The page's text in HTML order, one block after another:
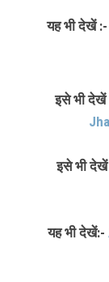
यह भी देखें :-
इसे भी देखें
इसे भी
यह भी देखें:-